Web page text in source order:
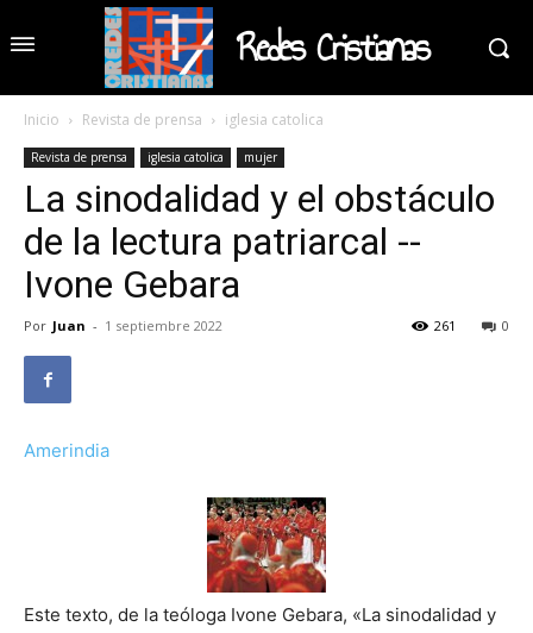
Redes Cristianas
Inicio Revista de prensa iglesia catolica
Revista de prensa iglesia catolica mujer
La sinodalidad y el obstáculo
de la lectura patriarcal --
Ivone Gebara
Por Juan - 1 septiembre 2022 0
261
Amerindia
Este texto, de la teóloga Ivone Gebara, «La sinodalidad y